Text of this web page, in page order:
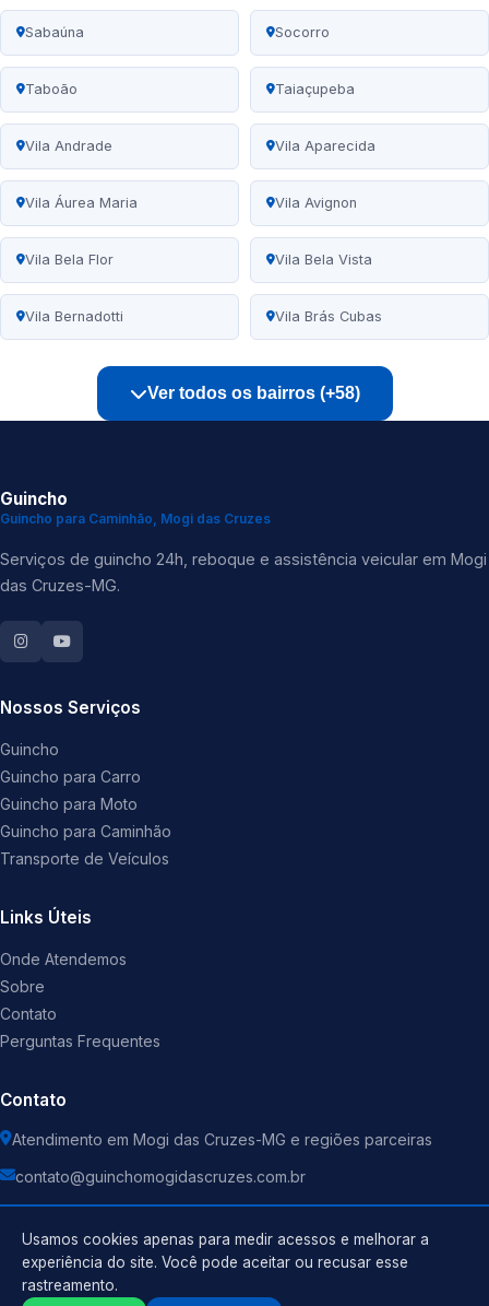
Sabaúna Socorro
Taboão Taiaçupeba
Vila Andrade Vila Aparecida
Vila Áurea Maria Vila Avignon
Vila Bela Flor Vila Bela Vista
Vila Bernadotti Vila Brás Cubas
Ver todos os bairros (+58)
Guincho
Guincho para Caminhão, Mogi das Cruzes
Serviços de guincho 24h, reboque e assistência veicular em Mogi
das Cruzes-MG.
Nossos Serviços
Guincho
Guincho para Carro
Guincho para Moto
Guincho para Caminhão
Transporte de Veículos
Links Úteis
Onde Atendemos
Sobre
Contato
Perguntas Frequentes
Contato
Atendimento em Mogi das Cruzes-MG e regiões parceiras
contato@guinchomogidascruzes.com.br
Usamos cookies apenas para medir acessos e melhorar a
experiência do site. Você pode aceitar ou recusar esse
rastreamento.